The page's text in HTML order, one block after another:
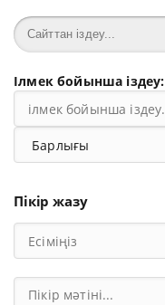
Ілмек бойынша іздеу:
Пікір жазу